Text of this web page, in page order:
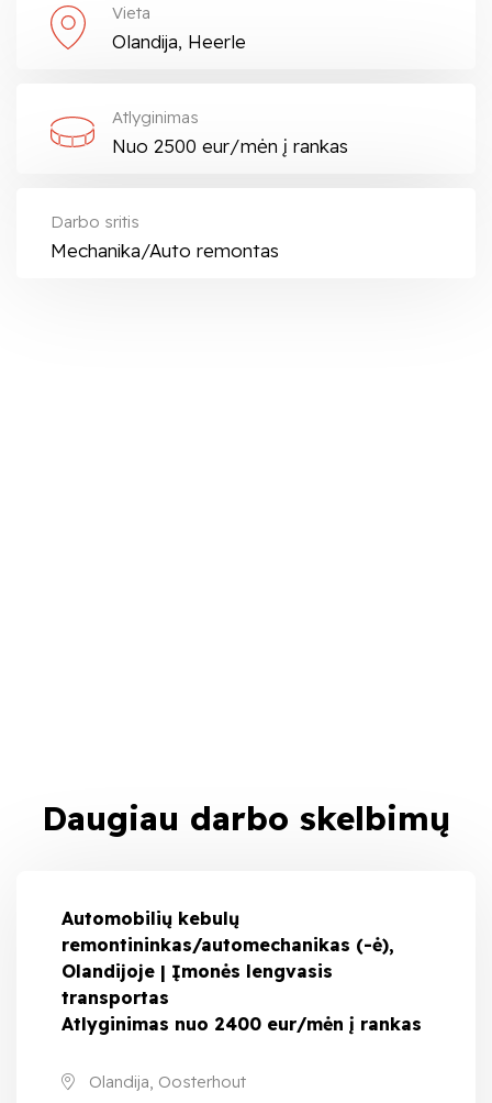
Vieta
Olandija, Heerle
Atlyginimas
Nuo 2500 eur/mėn į rankas
Darbo sritis
Mechanika/Auto remontas
Daugiau darbo skelbimų
Automobilių kebulų
remontininkas/automechanikas (-ė),
Olandijoje | Įmonės lengvasis
transportas
Atlyginimas nuo 2400 eur/mėn į rankas
Olandija, Oosterhout